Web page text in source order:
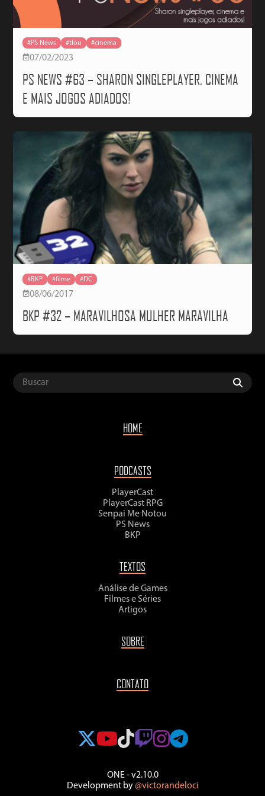
#PS News #tlou #cinema
07/02/2023
PS NEWS #63 – SHARON SINGLEPLAYER, CINEMA
E MAIS JOGOS ADIADOS!
#BKP #filme #DC
08/06/2017
BKP #32 – MARAVILHOSA MULHER MARAVILHA
HOME
PODCASTS
PlayerCast
PlayerCast RPG
Senpai Me Notou
PS News
BKP
TEXTOS
Análise de Games
Filmes e Séries
Artigos
SOBRE
CONTATO
ONE - v2.10.0
Development by@victorandeloci